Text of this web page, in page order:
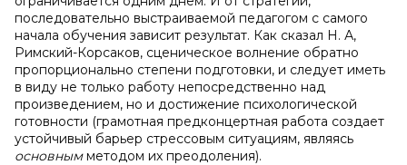
последовательно выстраиваемой педагогом с самого
начала обучения зависит результат. Как сказал Н. А,
Римский-Корсаков, сценическое волнение обратно
пропорционально степени подготовки, и следует иметь
в виду не только работу непосредственно над
произведением, но и достижение психологической
готовности (грамотная предконцертная работа создает
устойчивый барьер стрессовым ситуациям, являясь
основнымметодом их преодоления).